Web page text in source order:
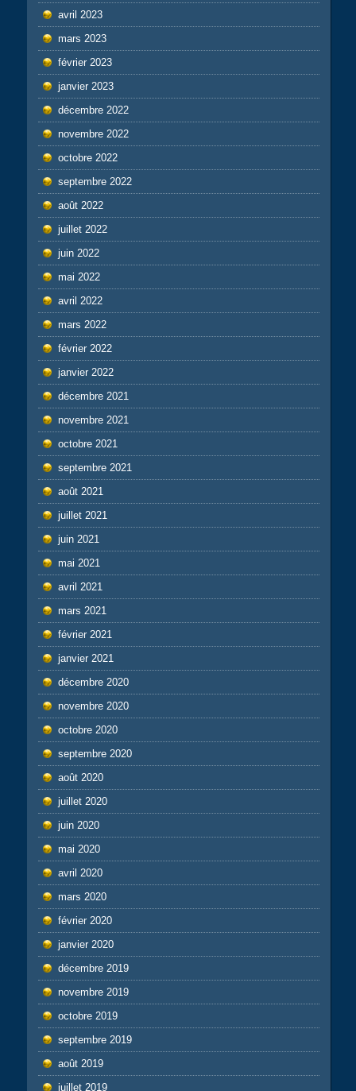
avril 2023
mars 2023
février 2023
janvier 2023
décembre 2022
novembre 2022
octobre 2022
septembre 2022
août 2022
juillet 2022
juin 2022
mai 2022
avril 2022
mars 2022
février 2022
janvier 2022
décembre 2021
novembre 2021
octobre 2021
septembre 2021
août 2021
juillet 2021
juin 2021
mai 2021
avril 2021
mars 2021
février 2021
janvier 2021
décembre 2020
novembre 2020
octobre 2020
septembre 2020
août 2020
juillet 2020
juin 2020
mai 2020
avril 2020
mars 2020
février 2020
janvier 2020
décembre 2019
novembre 2019
octobre 2019
septembre 2019
août 2019
juillet 2019